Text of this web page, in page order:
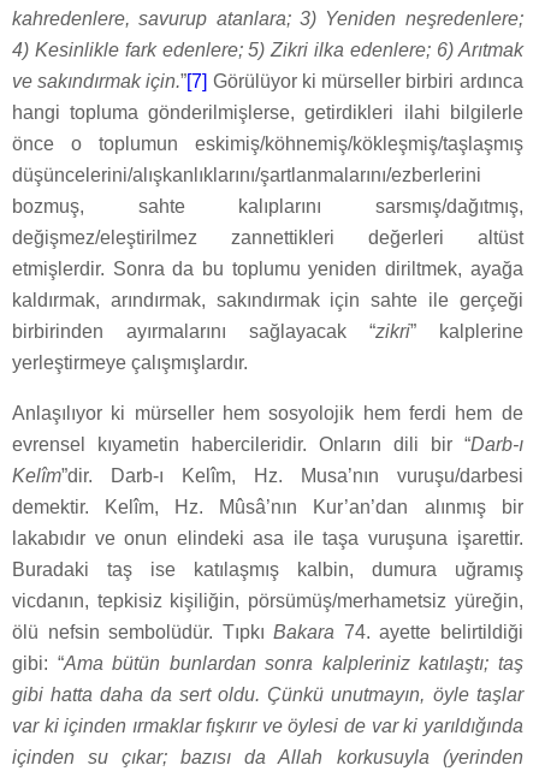
kahredenlere, savurup atanlara; 3) Yeniden neşredenlere;
4) Kesinlikle fark edenlere; 5) Zikri ilka edenlere; 6) Arıtmak
ve sakındırmak için.”[7] Görülüyor ki mürseller birbiri ardınca
hangi topluma gönderilmişlerse, getirdikleri ilahi bilgilerle
önce o toplumun eskimiş/köhnemiş/kökleşmiş/taşlaşmış
düşüncelerini/alışkanlıklarını/şartlanmalarını/ezberlerini
bozmuş, sahte kalıplarını sarsmış/dağıtmış,
değişmez/eleştirilmez zannettikleri değerleri altüst
etmişlerdir. Sonra da bu toplumu yeniden diriltmek, ayağa
kaldırmak, arındırmak, sakındırmak için sahte ile gerçeği
birbirinden ayırmalarını sağlayacak “zikri” kalplerine
yerleştirmeye çalışmışlardır.
Anlaşılıyor ki mürseller hem sosyolojik hem ferdi hem de
evrensel kıyametin habercileridir. Onların dili bir “Darb-ı
Kelîm”dir. Darb-ı Kelîm, Hz. Musa’nın vuruşu/darbesi
demektir. Kelîm, Hz. Mûsâ’nın Kur’an’dan alınmış bir
lakabıdır ve onun elindeki asa ile taşa vuruşuna işarettir.
Buradaki taş ise katılaşmış kalbin, dumura uğramış
vicdanın, tepkisiz kişiliğin, pörsümüş/merhametsiz yüreğin,
ölü nefsin sembolüdür. TıpkıBakara 74. ayette belirtildiği
gibi: “Ama bütün bunlardan sonra kalpleriniz katılaştı; taş
gibi hatta daha da sert oldu. Çünkü unutmayın, öyle taşlar
var ki içinden ırmaklar fışkırır ve öylesi de var ki yarıldığında
içinden su çıkar; bazısı da Allah korkusuyla (yerinden